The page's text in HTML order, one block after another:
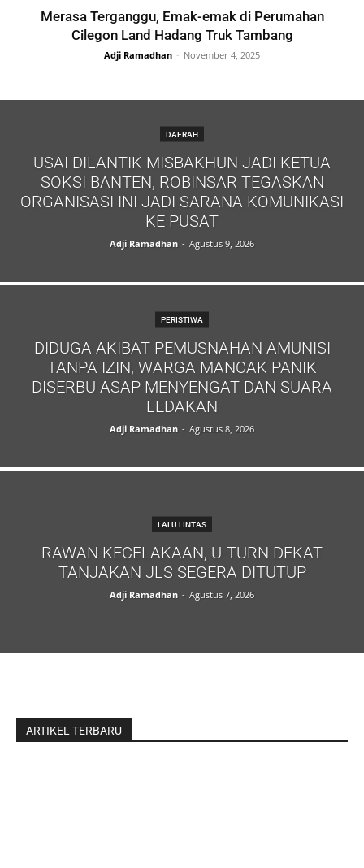
Merasa Terganggu, Emak-emak di Perumahan
Cilegon Land Hadang Truk Tambang
Adji Ramadhan - November 4, 2025
DAERAH
USAI DILANTIK MISBAKHUN JADI KETUA
SOKSI BANTEN, ROBINSAR TEGASKAN
ORGANISASI INI JADI SARANA KOMUNIKASI
KE PUSAT
Adji Ramadhan - Agustus 9, 2026
PERISTIWA
DIDUGA AKIBAT PEMUSNAHAN AMUNISI
TANPA IZIN, WARGA MANCAK PANIK
DISERBU ASAP MENYENGAT DAN SUARA
LEDAKAN
Adji Ramadhan - Agustus 8, 2026
LALU LINTAS
RAWAN KECELAKAAN, U-TURN DEKAT
TANJAKAN JLS SEGERA DITUTUP
Adji Ramadhan - Agustus 7, 2026
ARTIKEL TERBARU